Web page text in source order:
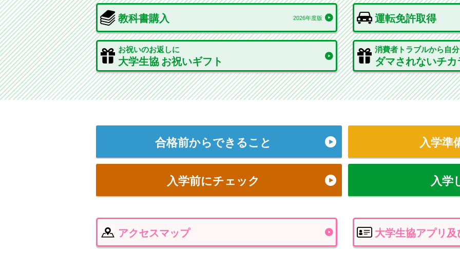
教科書購入 2026年度版 運転免許取得
お祝いのお返しに
大学生協 お祝いギフト
消費者トラブルから自分
ダマされないチ
合格前からできること 入学準
入学前にチェック 入学
アクセスマップ 大学生協アプリ